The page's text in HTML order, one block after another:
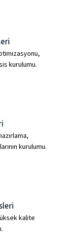
kurulumu.
kurulumu.
kalite